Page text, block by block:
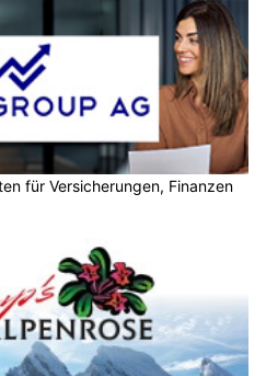
für Versicherungen, Finanzen